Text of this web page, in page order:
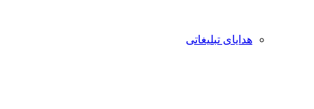
هدایای تبلیغاتی